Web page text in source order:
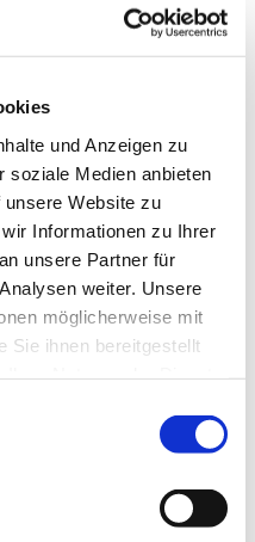
und Anzeigen zu
soziale Medien anbieten
Website zu
Informationen zu Ihrer
unsere Partner für
weiter. Unsere
möglicherweise mit
Sie ihnen bereitgestellt
Sie auch